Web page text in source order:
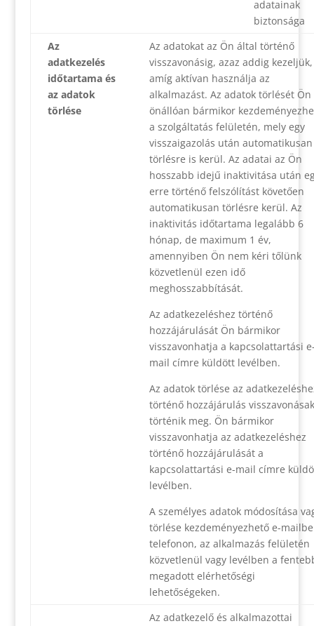
adatainak
biztonsága
Az
adatkezelés
időtartama és
az adatok
törlése
Az adatokat az Ön által történő
visszavonásig, azaz addig kezeljük,
amíg aktívan használja az
alkalmazást. Az adatok törlését Ön
önállóan bármikor
a szolgáltatás felületén, mely egy
visszaigazolás után automatikusan
törlésre is kerül. Az adatai az Ön
hosszabb idejű inaktivitása után
erre történő felszólítást követően
automatikusan törlésre kerül. Az
inaktivitás időtartama legalább 6
hónap, de maximum 1 év,
amennyiben Ön nem kéri tőlünk
közvetlenül ezen idő
meghosszabbítását.
Az adatkezeléshez történő
hozzájárulását Ön bármikor
visszavonhatja a kapcsolattartási
mail címre küldött levélben.
Az adatok törlése az
történő hozzájárulás
történik meg. Ön bármikor
visszavonhatja az adatkezeléshez
történő hozzájárulását a
kapcsolattartási e-mail címre
levélben.
A személyes adatok módosítása
törlése kezdeményezhető e-
telefonon, az alkalmazás felületén
közvetlenül vagy levélben a
megadott elérhetőségi
lehetőségeken.
Az adatkezelő és alkalmazottai